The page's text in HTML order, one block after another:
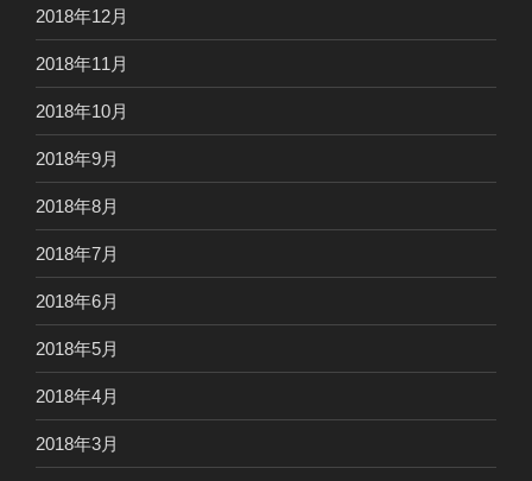
2018年12月
2018年11月
2018年10月
2018年9月
2018年8月
2018年7月
2018年6月
2018年5月
2018年4月
2018年3月